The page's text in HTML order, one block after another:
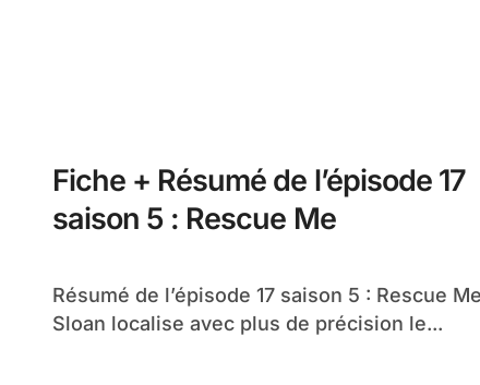
Fiche + Résumé de l’épisode 17
saison 5 : Rescue Me
Résumé de l’épisode 17 saison 5 : Rescue Me
Sloan localise avec plus de précision le...